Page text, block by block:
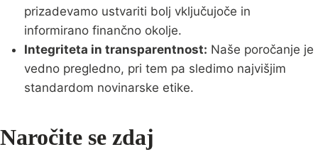
prizadevamo ustvariti bolj vključujoče in
informirano finančno okolje.
Integriteta in transparentnost: Naše poročanje je
vedno pregledno, pri tem pa sledimo najvišjim
standardom novinarske etike.
Naročite se zdaj